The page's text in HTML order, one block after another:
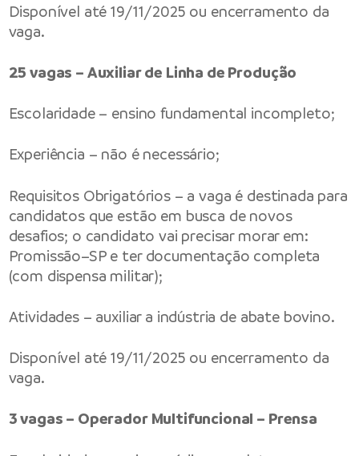
Disponível até 19/11/2025 ou encerramento da
vaga.
25 vagas – Auxiliar de Linha de Produção
Escolaridade – ensino fundamental incompleto;
Experiência – não é necessário;
Requisitos Obrigatórios – a vaga é destinada para
candidatos que estão em busca de novos
desafios; o candidato vai precisar morar em:
Promissão–SP e ter documentação completa
(com dispensa militar);
Atividades – auxiliar a indústria de abate bovino.
Disponível até 19/11/2025 ou encerramento da
vaga.
3 vagas – Operador Multifuncional – Prensa